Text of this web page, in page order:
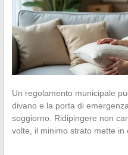
Un regolamento municipale
divano e la porta di
soggiorno. Ridipingere non
volte, il minimo strato mette in